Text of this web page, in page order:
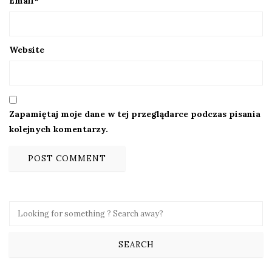
Website
Zapamiętaj moje dane w tej przeglądarce podczas pisania
kolejnych komentarzy.